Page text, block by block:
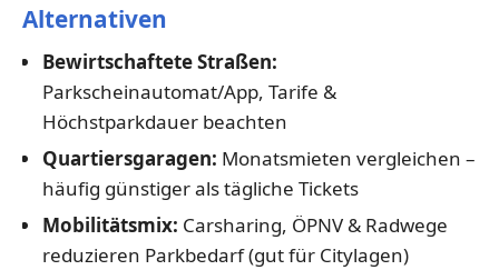
Alternativen
Bewirtschaftete Straßen:
Parkscheinautomat/App, Tarife &
Höchstparkdauer beachten
Quartiersgaragen: Monatsmieten vergleichen –
häufig günstiger als tägliche Tickets
Mobilitätsmix: Carsharing, ÖPNV & Radwege
reduzieren Parkbedarf (gut für Citylagen)